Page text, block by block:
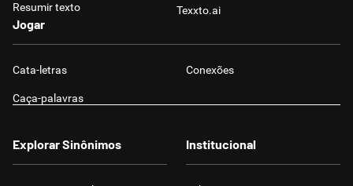
Resumir texto Texxto.ai
Jogar
Cata-letras Conexões
Caça-palavras
Explorar Sinônimos Institucional